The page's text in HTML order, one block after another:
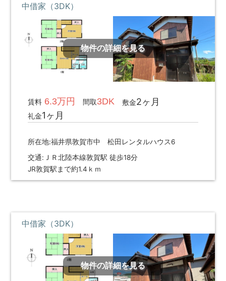
中借家（3DK）
物件の詳細を見る
賃料6.3万円 間取3DK 敷金2ヶ月
礼金1ヶ月
所在地:福井県敦賀市中 松田レンタルハウス6
交通:ＪＲ北陸本線敦賀駅 徒歩18分
JR敦賀駅まで約1.4ｋｍ
中借家（3DK）
物件の詳細を見る